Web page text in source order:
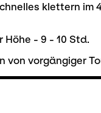
klettern im
Höhe - 9 - 10 Std.
von vorgängiger